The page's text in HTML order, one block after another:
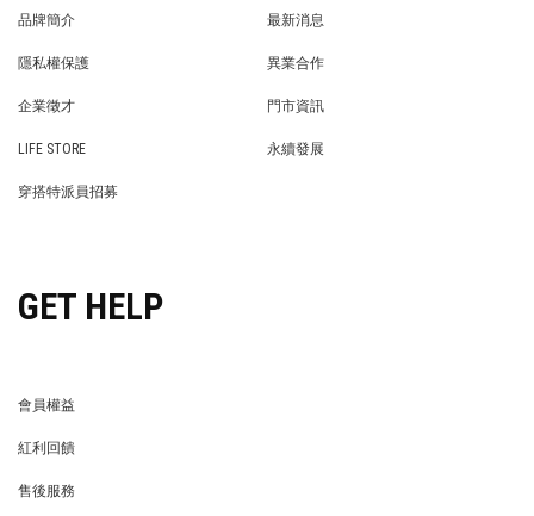
品牌簡介
最新消息
隱私權保護
異業合作
企業徵才
門市資訊
LIFE STORE
永續發展
穿搭特派員招募
GET HELP
會員權益
紅利回饋
售後服務